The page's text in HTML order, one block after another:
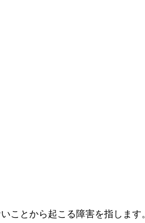
ことから起こる障害を指しま